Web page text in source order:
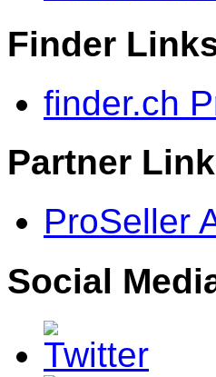
Finder
finder.ch
Partner
ProSeller
Social